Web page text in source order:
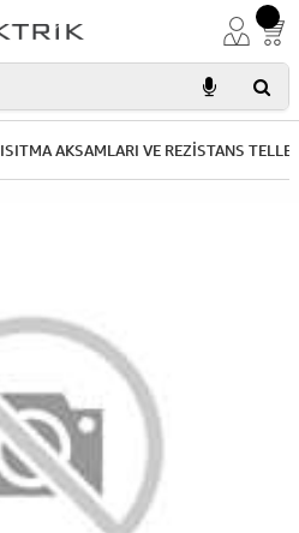
ISITMA AKSAMLARI VE REZİSTANS